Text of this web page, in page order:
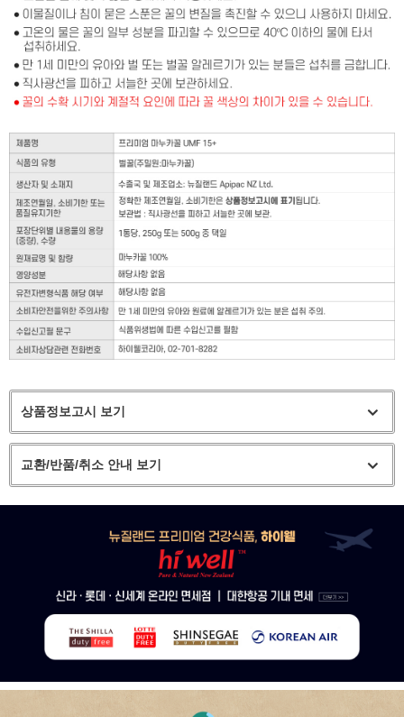
상품정보고시 보기
교환/반품/취소 안내 보기